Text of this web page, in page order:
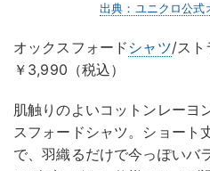
出典：ユニクロ公式
オックスフォード シャツ/スト
￥3,990（税込）
肌触りのよいコットンレーヨ
スフォードシャツ。ショート
で、羽織るだけで今っぽいバ